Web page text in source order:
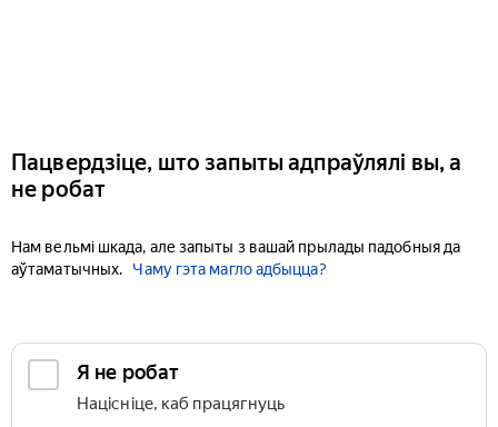
Пацвердзіце, што запыты адпраўлялі вы, а
не робат
Нам вельмі шкада, але запыты з вашай прылады падобныя да
аўтаматычных.
Чаму гэта магло адбыцца?
Я не робат
Націсніце, каб працягнуць